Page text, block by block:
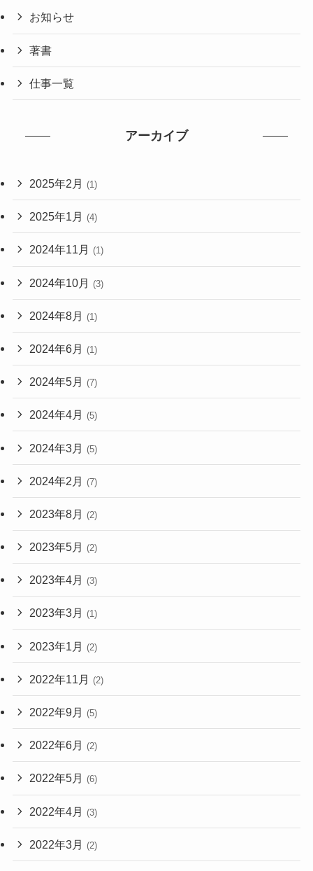
お知らせ
著書
仕事一覧
アーカイブ
2025年2月 (1)
2025年1月 (4)
2024年11月 (1)
2024年10月 (3)
2024年8月 (1)
2024年6月 (1)
2024年5月 (7)
2024年4月 (5)
2024年3月 (5)
2024年2月 (7)
2023年8月 (2)
2023年5月 (2)
2023年4月 (3)
2023年3月 (1)
2023年1月 (2)
2022年11月 (2)
2022年9月 (5)
2022年6月 (2)
2022年5月 (6)
2022年4月 (3)
2022年3月 (2)